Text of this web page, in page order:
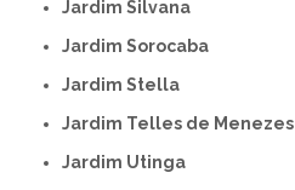
Jardim Silvana
Jardim Sorocaba
Jardim Stella
Jardim Telles de Menezes
Jardim Utinga